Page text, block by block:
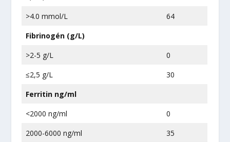
>4.0 mmol/L
64
Fibrinogén (g/L)
>2-5 g/L
0
≤2,5 g/L
30
Ferritin ng/ml
<2000 ng/ml
0
2000-6000 ng/ml
35